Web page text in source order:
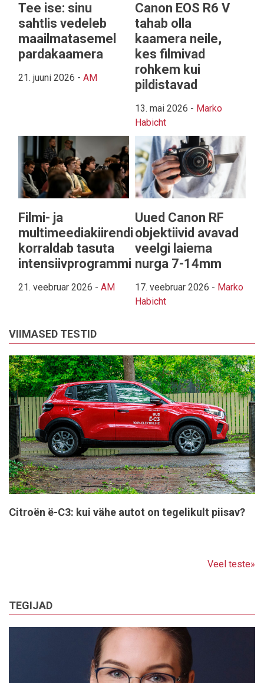
Tee ise: sinu
sahtlis vedeleb
maailmatasemel
pardakaamera
21. juuni 2026 - AM
Canon EOS R6 V
tahab olla
kaamera neile,
kes filmivad
rohkem kui
pildistavad
13. mai 2026 - Marko
Habicht
Filmi- ja
multimeediakiirendi
korraldab tasuta
intensiivprogrammi
21. veebruar 2026 - AM
Uued Canon RF
objektiivid avavad
veelgi laiema
nurga 7-14mm
17. veebruar 2026 - Marko
Habicht
VIIMASED TESTID
Citroën ë-C3: kui vähe autot on tegelikult piisav?
Veel teste»
TEGIJAD